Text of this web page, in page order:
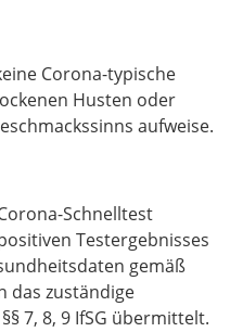
Corona-typische
Husten oder
aufweise.
Schnelltest
Testergebnisses
gemäß
das zuständige
7, 8, 9 IfSG übermittelt.